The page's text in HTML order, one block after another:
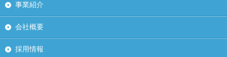
事業紹介
会社概要
採用情報